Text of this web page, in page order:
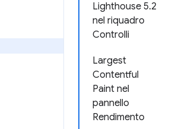
Lighthouse 5.2
nel riquadro
Controlli
Largest
Contentful
Paint nel
pannello
Rendimento